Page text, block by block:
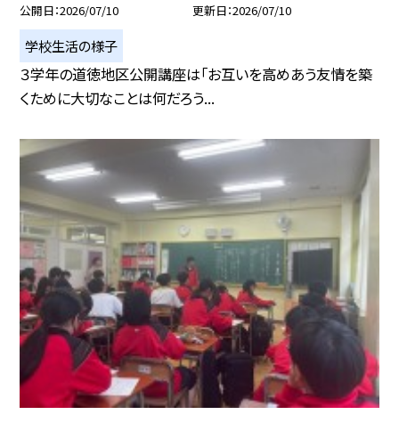
公開日 2026/07/10 更新日 2026/07/10
学校生活の様子
３学年の道徳地区公開講座は「お互いを高めあう友情を築
くために大切なことは何だろう...